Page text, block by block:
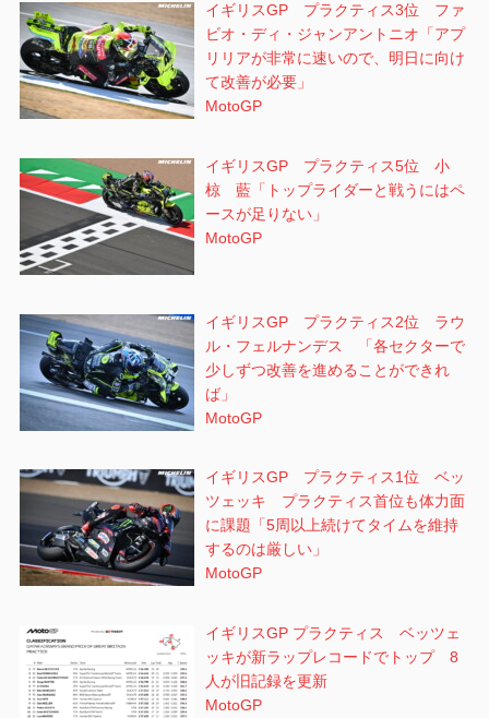
イギリスGP プラクティス3位 ファ
ビオ・ディ・ジャンアントニオ「アプ
リリアが非常に速いので、明日に向け
て改善が必要」
MotoGP
イギリスGP プラクティス5位 小
椋 藍「トップライダーと戦うにはペ
ースが足りない」
MotoGP
イギリスGP プラクティス2位 ラウ
ル・フェルナンデス 「各セクターで
少しずつ改善を進めることができれ
ば」
MotoGP
イギリスGP プラクティス1位 ベッ
ツェッキ プラクティス首位も体力面
に課題「5周以上続けてタイムを維持
するのは厳しい」
MotoGP
イギリスGP プラクティス ベッツェ
ッキが新ラップレコードでトップ 8
人が旧記録を更新
MotoGP